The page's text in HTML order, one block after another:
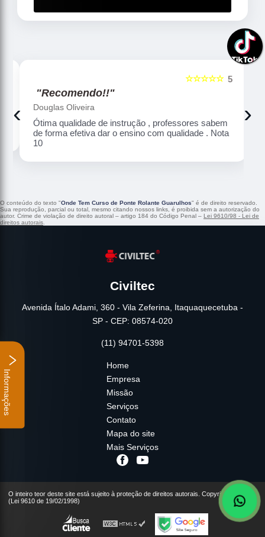
5
☆☆☆☆☆
"Recomendo!!"
Douglas Oliveira
Ótima qualidade de instrução , professores sabem
de forma efetiva dar o ensino com qualidade . Nota
10
‹ ›
O conteúdo do texto "Onde Tem Curso de Ponte Rolante Guarulhos" é de direito reservado.
Sua reprodução, parcial ou total, mesmo citando nossos links, é proibida sem a autorização do
autor. Crime de violação de direito autoral – artigo 184 do Código Penal – Lei 9610/98 - Lei de
direitos autorais.
Civiltec
Avenida Ítalo Adami, 360 - Vila Zeferina, Itaquaquecetuba -
SP - CEP: 08574-020
(11) 94701-5398
Home
Empresa
Missão
Serviços
Contato
Mapa do site
Mais Serviços
O inteiro teor deste site está sujeito à proteção de direitos autorais. Copyright© Civiltec
(Lei 9610 de 19/02/1998)
Informações